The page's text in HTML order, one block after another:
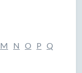
M N O P Q